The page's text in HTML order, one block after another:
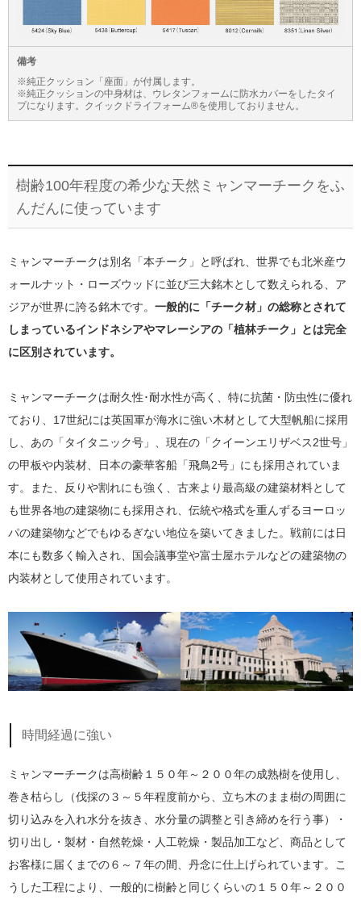
備考
※純正クッション「座面」が付属します。
※純正クッションの中身材は、ウレタンフォームに防水カバーをしたタイ
プになります。クイックドライフォーム®を使用しておりません。
樹齢100年程度の希少な天然ミャンマーチークをふ
んだんに使っています
ミャンマーチークは別名「本チーク」と呼ばれ、世界でも北米産ウ
ォールナット・ローズウッドに並び三大銘木として数えられる、ア
ジアが世界に誇る銘木です。 一般的に「チーク材」の総称とされて
しまっているインドネシアやマレーシアの「植林チーク」とは完全
に区別されています。
ミャンマーチークは耐久性･耐水性が高く、特に抗菌・防虫性に優れ
ており、17世紀には英国軍が海水に強い木材として大型帆船に採用
し、あの「タイタニック号」、現在の「クイーンエリザベス2世号」
の甲板や内装材、日本の豪華客船「飛鳥2号」にも採用されていま
す。また、反りや割れにも強く、古来より最高級の建築材料として
も世界各地の建築物にも採用され、伝統や格式を重んずるヨーロッ
パの建築物などでもゆるぎない地位を築いてきました。戦前には日
本にも数多く輸入され、国会議事堂や富士屋ホテルなどの建築物の
内装材として使用されています。
時間経過に強い
ミャンマーチークは高樹齢１５０年～２００年の成熟樹を使用し、
巻き枯らし（伐採の３～５年程度前から、立ち木のまま樹の周囲に
切り込みを入れ水分を抜き、水分量の調整と引き締めを行う事）・
切り出し・製材・自然乾燥・人工乾燥・製品加工など、商品として
お客様に届くまでの６～７年の間、丹念に仕上げられています。こ
うした工程により、一般的に樹齢と同じくらいの１５０年～２００